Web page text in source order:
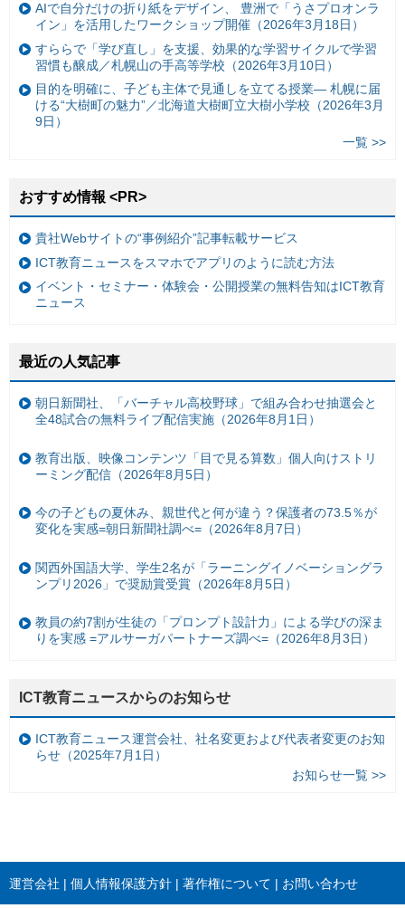
AIで自分だけの折り紙をデザイン、 豊洲で「うさプロオンラ
イン」を活用したワークショップ開催（2026年3月18日）
すららで「学び直し」を支援、効果的な学習サイクルで学習
習慣も醸成／札幌山の手高等学校（2026年3月10日）
目的を明確に、子ども主体で見通しを立てる授業— 札幌に届
ける“大樹町の魅力”／北海道大樹町立大樹小学校（2026年3月
9日）
一覧 >>
おすすめ情報 <PR>
貴社Webサイトの“事例紹介”記事転載サービス
ICT教育ニュースをスマホでアプリのように読む方法
イベント・セミナー・体験会・公開授業の無料告知はICT教育
ニュース
最近の人気記事
朝日新聞社、「バーチャル高校野球」で組み合わせ抽選会と
全48試合の無料ライブ配信実施（2026年8月1日）
教育出版、映像コンテンツ「目で見る算数」個人向けストリ
ーミング配信（2026年8月5日）
今の子どもの夏休み、親世代と何が違う？保護者の73.5％が
変化を実感=朝日新聞社調べ=（2026年8月7日）
関西外国語大学、学生2名が「ラーニングイノベーショングラ
ンプリ2026」で奨励賞受賞（2026年8月5日）
教員の約7割が生徒の「プロンプト設計力」による学びの深ま
りを実感 =アルサーガパートナーズ調べ=（2026年8月3日）
ICT教育ニュースからのお知らせ
ICT教育ニュース運営会社、社名変更および代表者変更のお知
らせ（2025年7月1日）
お知らせ一覧 >>
運営会社 個人情報保護方針 著作権について お問い合わせ